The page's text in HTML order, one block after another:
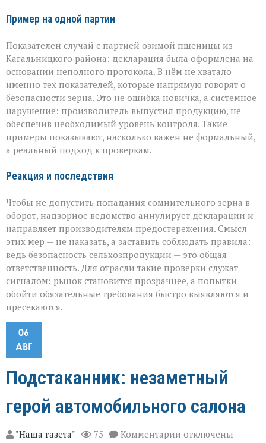
Пример на одной партии
Показателен случай с партией озимой пшеницы из
Кагальницкого района: декларация была оформлена на
основании неполного протокола. В нём не хватало
именно тех показателей, которые напрямую говорят о
безопасности зерна. Это не ошибка новичка, а системное
нарушение: производитель выпустил продукцию, не
обеспечив необходимый уровень контроля. Такие
примеры показывают, насколько важен не формальный,
а реальный подход к проверкам.
Реакция и последствия
Чтобы не допустить попадания сомнительного зерна в
оборот, надзорное ведомство аннулирует декларации и
направляет производителям предостережения. Смысл
этих мер — не наказать, а заставить соблюдать правила:
ведь безопасность сельхозпродукции — это общая
ответственность. Для отрасли такие проверки служат
сигналом: рынок становится прозрачнее, а попытки
обойти обязательные требования быстро выявляются и
пресекаются.
06
АВГ
Подстаканник: незаметный
герой автомобильного салона
"Наша газета" 75 Комментарии котключены